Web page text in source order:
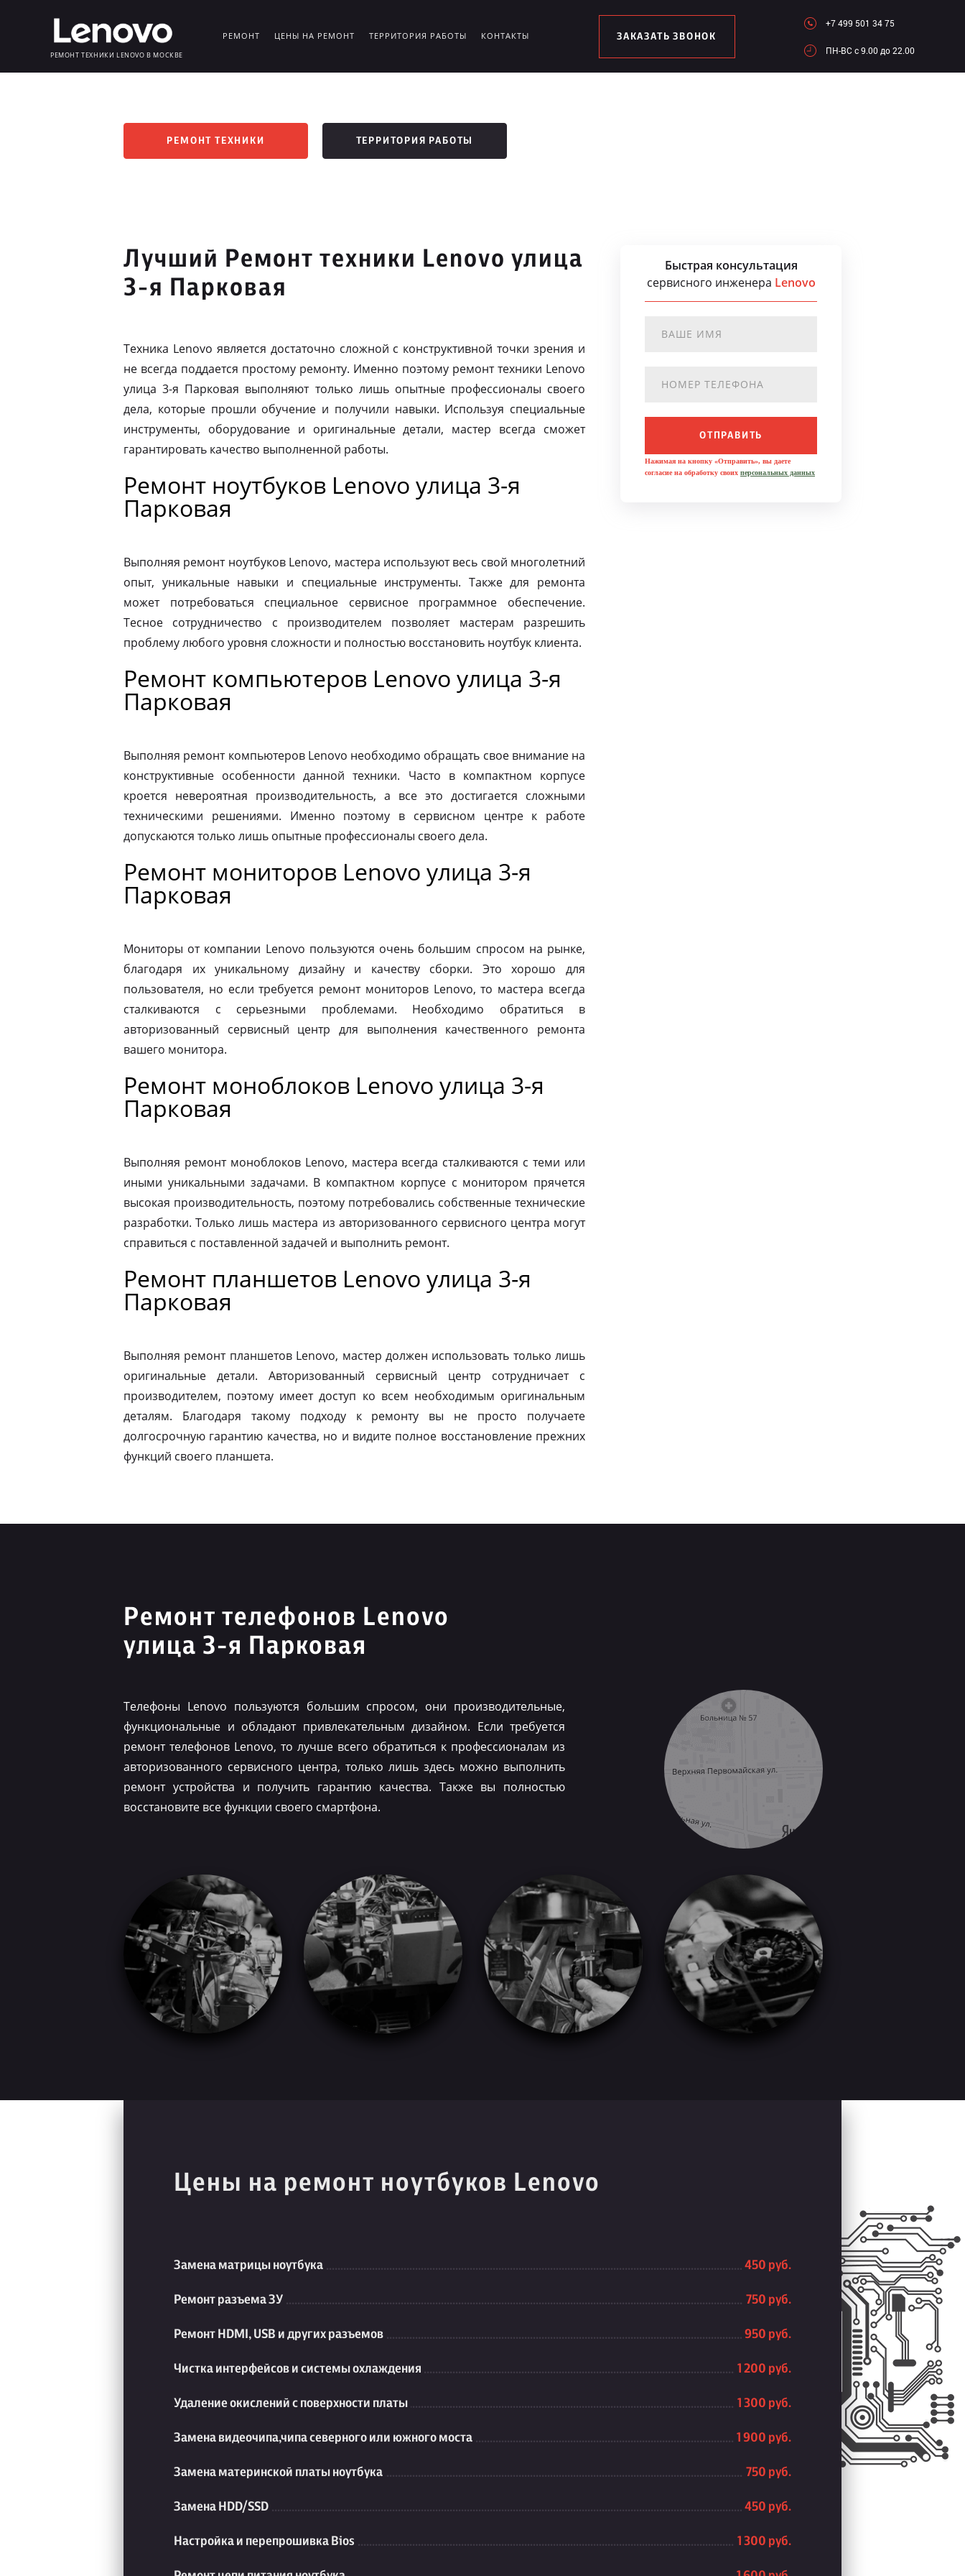
РЕМОНТ ТЕХНИКИ LENOVO В МОСКВЕ
РЕМОНТ ЦЕНЫ НА РЕМОНТ ТЕРРИТОРИЯ РАБОТЫ КОНТАКТЫ ЗАКАЗАТЬ ЗВОНОК
+7 499 501 34 75
ПН-ВC c 9.00 до 22.00
РЕМОНТ ТЕХНИКИ ТЕРРИТОРИЯ РАБОТЫ
Лучший Ремонт техники Lenovo улица
3-я Парковая
Техника Lenovo является достаточно сложной с конструктивной точки зрения и
не всегда поддается простому ремонту. Именно поэтому ремонт техники Lenovo
улица 3-я Парковая выполняют только лишь опытные профессионалы своего
дела, которые прошли обучение и получили навыки. Используя специальные
инструменты, оборудование и оригинальные детали, мастер всегда сможет
гарантировать качество выполненной работы.
Ремонт ноутбуков Lenovo улица 3-я
Парковая
Выполняя ремонт ноутбуков Lenovo, мастера используют весь свой многолетний
опыт, уникальные навыки и специальные инструменты. Также для ремонта
может потребоваться специальное сервисное программное обеспечение.
Тесное сотрудничество с производителем позволяет мастерам разрешить
проблему любого уровня сложности и полностью восстановить ноутбук клиента.
Ремонт компьютеров Lenovo улица 3-я
Парковая
Выполняя ремонт компьютеров Lenovo необходимо обращать свое внимание на
конструктивные особенности данной техники. Часто в компактном корпусе
кроется невероятная производительность, а все это достигается сложными
техническими решениями. Именно поэтому в сервисном центре к работе
допускаются только лишь опытные профессионалы своего дела.
Ремонт мониторов Lenovo улица 3-я
Парковая
Мониторы от компании Lenovo пользуются очень большим спросом на рынке,
благодаря их уникальному дизайну и качеству сборки. Это хорошо для
пользователя, но если требуется ремонт мониторов Lenovo, то мастера всегда
сталкиваются с серьезными проблемами. Необходимо обратиться в
авторизованный сервисный центр для выполнения качественного ремонта
вашего монитора.
Ремонт моноблоков Lenovo улица 3-я
Парковая
Выполняя ремонт моноблоков Lenovo, мастера всегда сталкиваются с теми или
иными уникальными задачами. В компактном корпусе с монитором прячется
высокая производительность, поэтому потребовались собственные технические
разработки. Только лишь мастера из авторизованного сервисного центра могут
справиться с поставленной задачей и выполнить ремонт.
Ремонт планшетов Lenovo улица 3-я
Парковая
Выполняя ремонт планшетов Lenovo, мастер должен использовать только лишь
оригинальные детали. Авторизованный сервисный центр сотрудничает с
производителем, поэтому имеет доступ ко всем необходимым оригинальным
деталям. Благодаря такому подходу к ремонту вы не просто получаете
долгосрочную гарантию качества, но и видите полное восстановление прежних
функций своего планшета.
Быстрая консультация
сервисного инженера Lenovo
ОТПРАВИТЬ
Нажимая на кнопку «Отправить», вы даете
согласие на обработку своих персональных данных
Ремонт телефонов Lenovo
улица 3-я Парковая
Телефоны Lenovo пользуются большим спросом, они производительные,
функциональные и обладают привлекательным дизайном. Если требуется
ремонт телефонов Lenovo, то лучше всего обратиться к профессионалам из
авторизованного сервисного центра, только лишь здесь можно выполнить
ремонт устройства и получить гарантию качества. Также вы полностью
восстановите все функции своего смартфона.
Цены на ремонт ноутбуков Lenovo
Замена матрицы ноутбука 450 руб.
Ремонт разъема ЗУ 750 руб.
Ремонт HDMI, USB и других разъемов 950 руб.
Чистка интерфейсов и системы охлаждения 1 200 руб.
Удаление окислений с поверхности платы 1 300 руб.
Замена видеочипа,чипа северного или южного моста 1 900 руб.
Замена материнской платы ноутбука 750 руб.
Замена HDD/SSD 450 руб.
Настройка и перепрошивка Bios 1 300 руб.